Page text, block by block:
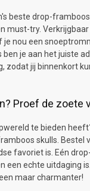
beste drop-
must-try.
nou een
je aan het juiste
zodat jij binnenkort
Proef de zoete
te bieden
skulls. Bestel
favoriet is. Eén
een echte uitdaging
maar charmanter!